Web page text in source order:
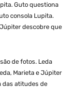
Guto questiona
consola Lupita.
descobre que
de fotos. Leda
Marieta e Júpiter
das atitudes de